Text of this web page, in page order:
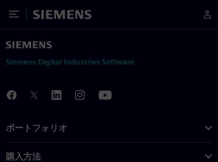
Toggle Menu
Siemens
Siemens Digital Industries Software
ポートフォリオ
購入方法